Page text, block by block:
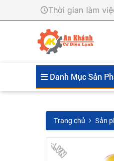
Thời gian làm
Danh Mục Sản
Trang chủ Sản